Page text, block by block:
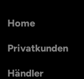
Home
Privatkunden
Händler